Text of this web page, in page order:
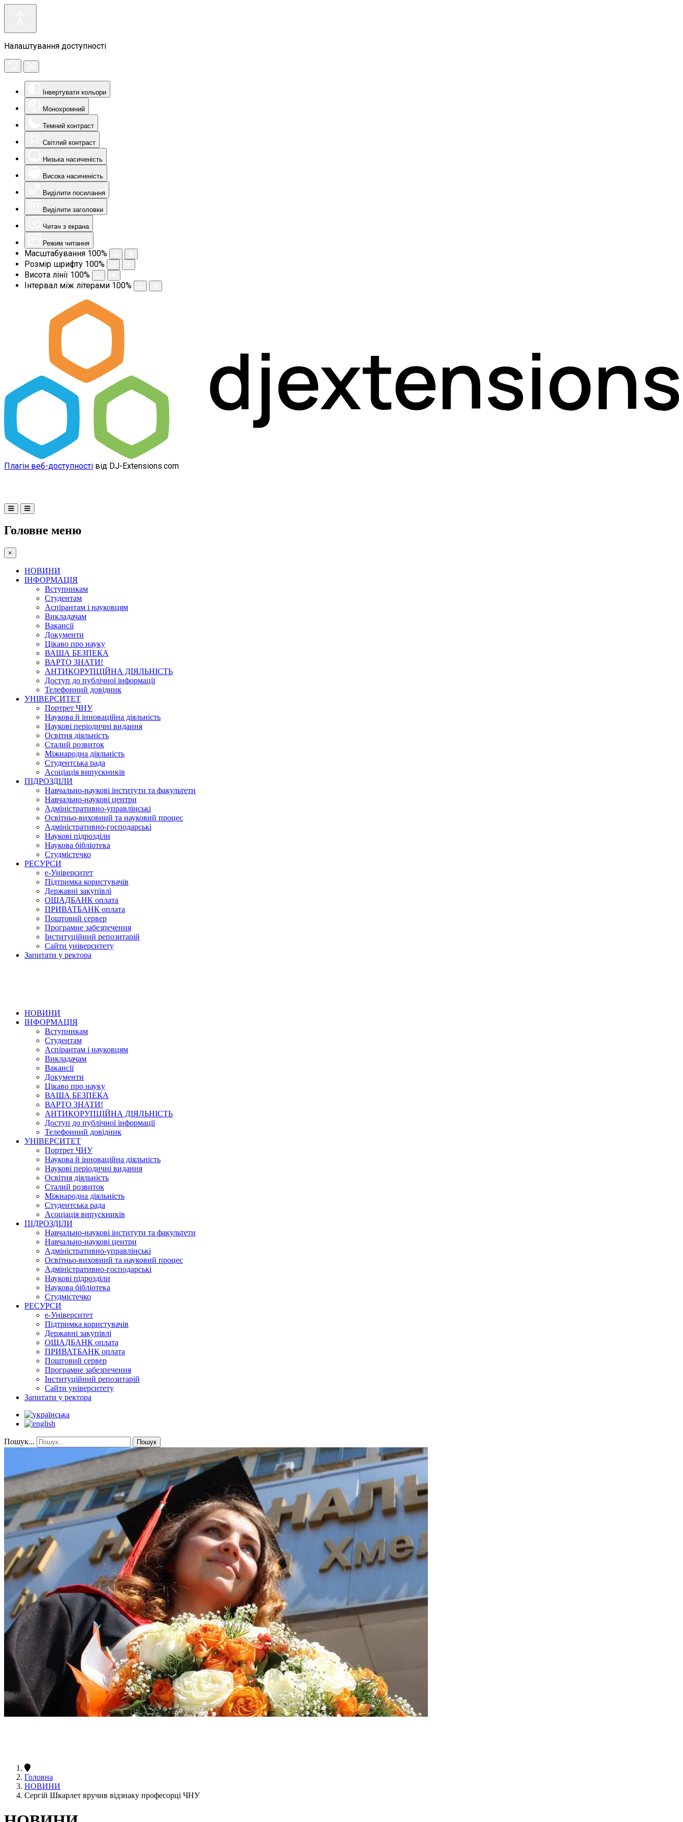
Налаштування доступності
Інвертувати кольори
Монохромний
Темний контраст
Світлий контраст
Низька насиченість
Висока насиченість
Виділити посилання
Виділити заголовки
Читач з екрана
Режим читання
Масштабування 100%
Розмір шрифту 100%
Висота лінії 100%
Інтервал між літерами 100%
Плагін веб-доступності від DJ-Extensions.com
Головне меню
×
НОВИНИ
ІНФОРМАЦІЯ
Вступникам
Студентам
Аспірантам і науковцям
Викладачам
Вакансії
Документи
Цікаво про науку
ВАША БЕЗПЕКА
ВАРТО ЗНАТИ!
АНТИКОРУПЦІЙНА ДІЯЛЬНІСТЬ
Доступ до публічної інформації
Телефонний довідник
УНІВЕРСИТЕТ
Портрет ЧНУ
Наукова й інноваційна діяльність
Наукові періодичні видання
Освітня діяльність
Сталий розвиток
Міжнародна діяльність
Студентська рада
Асоціація випускників
ПІДРОЗДІЛИ
Навчально-наукові інститути та факультети
Навчально-наукові центри
Адміністративно-управлінські
Освітньо-виховний та науковий процес
Адміністративно-господарські
Наукові підрозділи
Наукова бібліотека
Студмістечко
РЕСУРСИ
е-Університет
Підтримка користувачів
Державні закупівлі
ОЩАДБАНК оплата
ПРИВАТБАНК оплата
Поштовий сервер
Програмне забезпечення
Інституційний репозитарій
Сайти університету
Запитати у ректора
НОВИНИ
ІНФОРМАЦІЯ
Вступникам
Студентам
Аспірантам і науковцям
Викладачам
Вакансії
Документи
Цікаво про науку
ВАША БЕЗПЕКА
ВАРТО ЗНАТИ!
АНТИКОРУПЦІЙНА ДІЯЛЬНІСТЬ
Доступ до публічної інформації
Телефонний довідник
УНІВЕРСИТЕТ
Портрет ЧНУ
Наукова й інноваційна діяльність
Наукові періодичні видання
Освітня діяльність
Сталий розвиток
Міжнародна діяльність
Студентська рада
Асоціація випускників
ПІДРОЗДІЛИ
Навчально-наукові інститути та факультети
Навчально-наукові центри
Адміністративно-управлінські
Освітньо-виховний та науковий процес
Адміністративно-господарські
Наукові підрозділи
Наукова бібліотека
Студмістечко
РЕСУРСИ
е-Університет
Підтримка користувачів
Державні закупівлі
ОЩАДБАНК оплата
ПРИВАТБАНК оплата
Поштовий сервер
Програмне забезпечення
Інституційний репозитарій
Сайти університету
Запитати у ректора
Пошук... Пошук
Головна
НОВИНИ
Сергій Шкарлет вручив відзнаку професорці ЧНУ